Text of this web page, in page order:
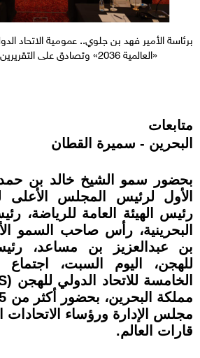
برئاسة الأمير فهد بن جلوي.. عمومية الاتحاد
«العالمية 2036» وتصادق على التقريرين المالي والتنظيمي
متابعات
البحرين - سميرة القطان
بحضور سمو الشيخ خالد بن حمد
الأول لرئيس المجلس الأعلى
رئيس الهيئة العامة للرياضة،
البحرينية، رأس صاحب السمو
بن عبدالعزيز بن مساعد،
للهجن، اليوم السبت، اجتماع
مجلس الإدارة ورؤساء
قارات العالم.